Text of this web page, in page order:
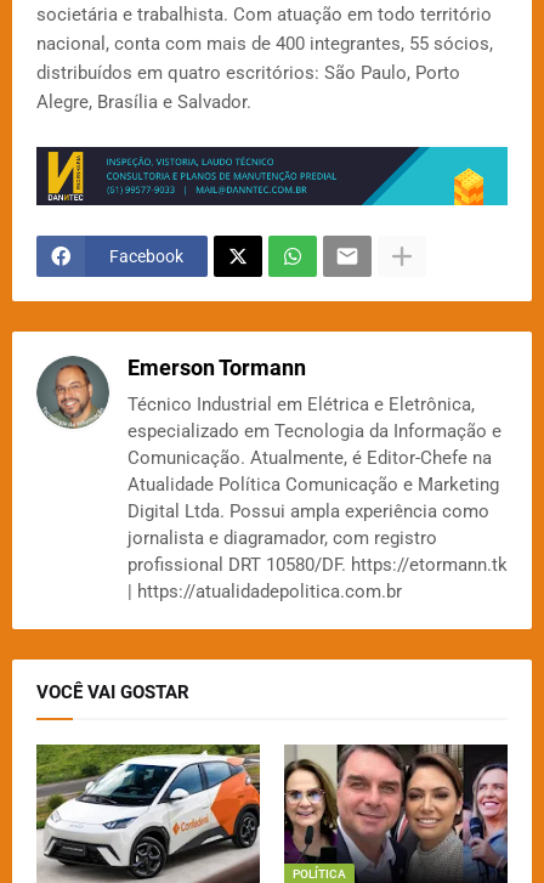
societária e trabalhista. Com atuação em todo território
nacional, conta com mais de 400 integrantes, 55 sócios,
distribuídos em quatro escritórios: São Paulo, Porto
Alegre, Brasília e Salvador.
Facebook
Emerson Tormann
Técnico Industrial em Elétrica e Eletrônica,
especializado em Tecnologia da Informação e
Comunicação. Atualmente, é Editor-Chefe na
Atualidade Política Comunicação e Marketing
Digital Ltda. Possui ampla experiência como
jornalista e diagramador, com registro
profissional DRT 10580/DF. https://etormann.tk
| https://atualidadepolitica.com.br
VOCÊ VAI GOSTAR
POLÍTICA